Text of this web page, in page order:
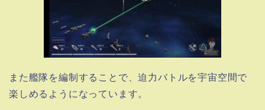
また艦隊を編制することで、迫力バトルを宇宙空間で
楽しめるようになっています。